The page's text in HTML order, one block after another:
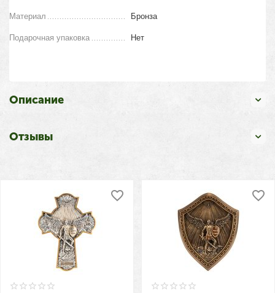
Материал Бронза
Подарочная упаковка Нет
Описание
Отзывы